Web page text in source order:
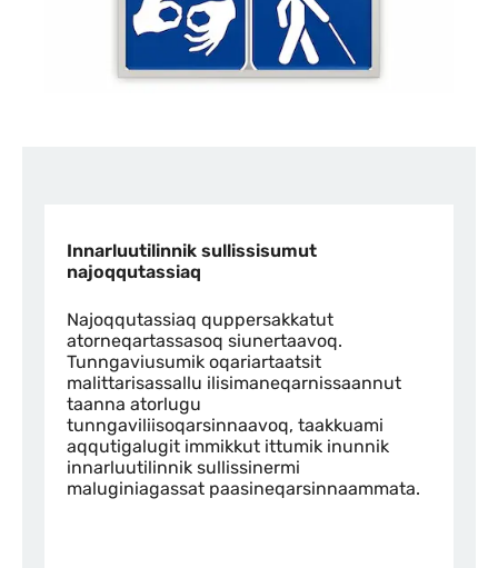
Innarluutilinnik sullissisumut
najoqqutassiaq
Najoqqutassiaq quppersakkatut
atorneqartassasoq siunertaavoq.
Tunngaviusumik oqariartaatsit
malittarisassallu ilisimaneqarnissaannut
taanna atorlugu
tunngaviliisoqarsinnaavoq, taakkuami
aqqutigalugit immikkut ittumik inunnik
innarluutilinnik sullissinermi
maluginiagassat paasineqarsinnaammata.